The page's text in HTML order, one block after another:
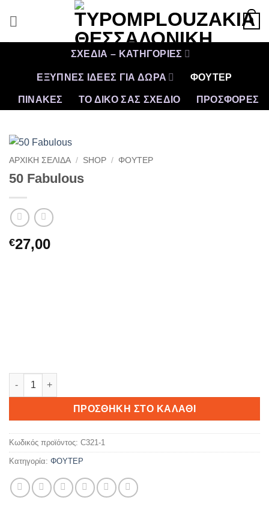
0
ΣΧΕΔΙΑ – ΚΑΤΗΓΟΡΙΕΣ
ΕΞΥΠΝΕΣ ΙΔΕΕΣ ΓΙΑ ΔΩΡΑ ΦΟΥΤΕΡ
ΠΙΝΑΚΕΣ ΤΟ ΔΙΚΟ ΣΑΣ ΣΧΕΔΙΟ ΠΡΟΣΦΟΡΈΣ
ΑΡΧΙΚΉ ΣΕΛΊΔΑ / SHOP / ΦΟΥΤΕΡ
50 Fabulous
€27,00
50 Fabulous ποσότητα
ΠΡΟΣΘΉΚΗ ΣΤΟ ΚΑΛΆΘΙ
Κωδικός προϊόντος: C321-1
Κατηγορία: ΦΟΥΤΕΡ